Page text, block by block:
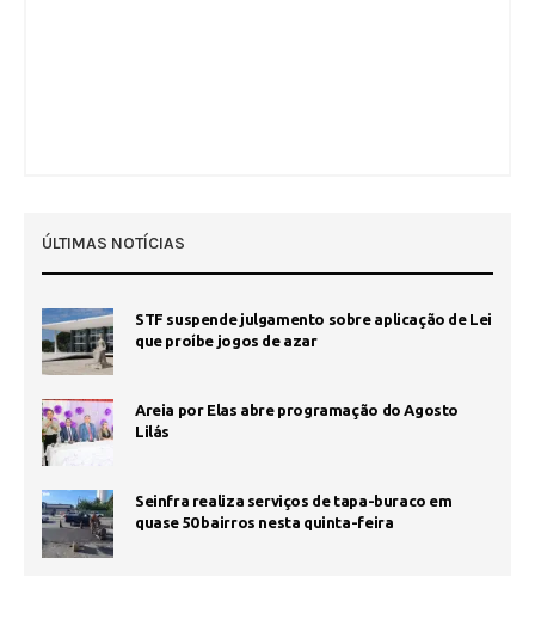
ÚLTIMAS NOTÍCIAS
STF suspende julgamento sobre aplicação de Lei
que proíbe jogos de azar
Areia por Elas abre programação do Agosto
Lilás
Seinfra realiza serviços de tapa-buraco em
quase 50 bairros nesta quinta-feira